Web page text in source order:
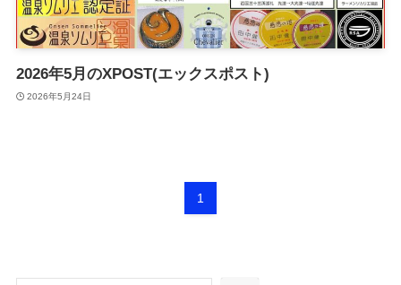
2026年5月のXPOST(エックスポスト)
2026年5月24日
1